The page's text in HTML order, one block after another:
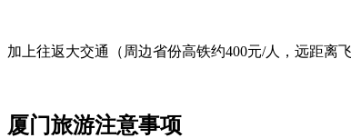
加上往返大交通（周边省份高铁约400元/人，远距离
厦门旅游注意事项